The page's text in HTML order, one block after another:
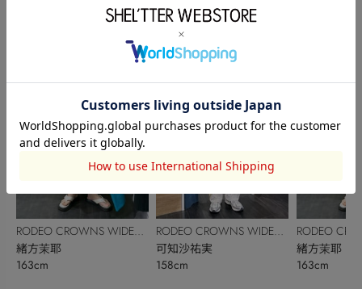
RODEO CROWNS WIDE
BOWL
緒方茉耶
163cm
BOWL
🐕KAORI🐕
170cm
RODEO CROWNS WIDE
BOWL
可知沙祐実
158cm
RODEO
BOWL
緒方茉耶
163cm